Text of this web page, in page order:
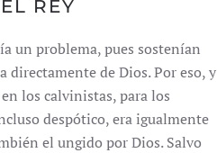
REY
un problema, pues sostenían
directamente de Dios. Por eso, y
los calvinistas, para los
despótico, era igualmente
el ungido por Dios. Salvo